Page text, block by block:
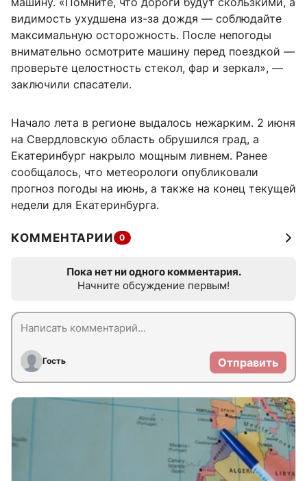
видимость ухудшена из-за дождя — соблюдайте
максимальную осторожность. После непогоды
внимательно осмотрите машину перед поездкой —
проверьте целостность стекол, фар и зеркал», —
заключили спасатели.
Начало лета в регионе выдалось нежарким. 2 июня
на Свердловскую область обрушился град, а
Екатеринбург накрыло мощным ливнем. Ранее
сообщалось, что метеорологи опубликовали
прогноз погоды на июнь, а также на конец текущей
недели для Екатеринбурга.
КОММЕНТАРИИ 0
Пока нет ни одного комментария.
Начните обсуждение первым!
Гость Отправить